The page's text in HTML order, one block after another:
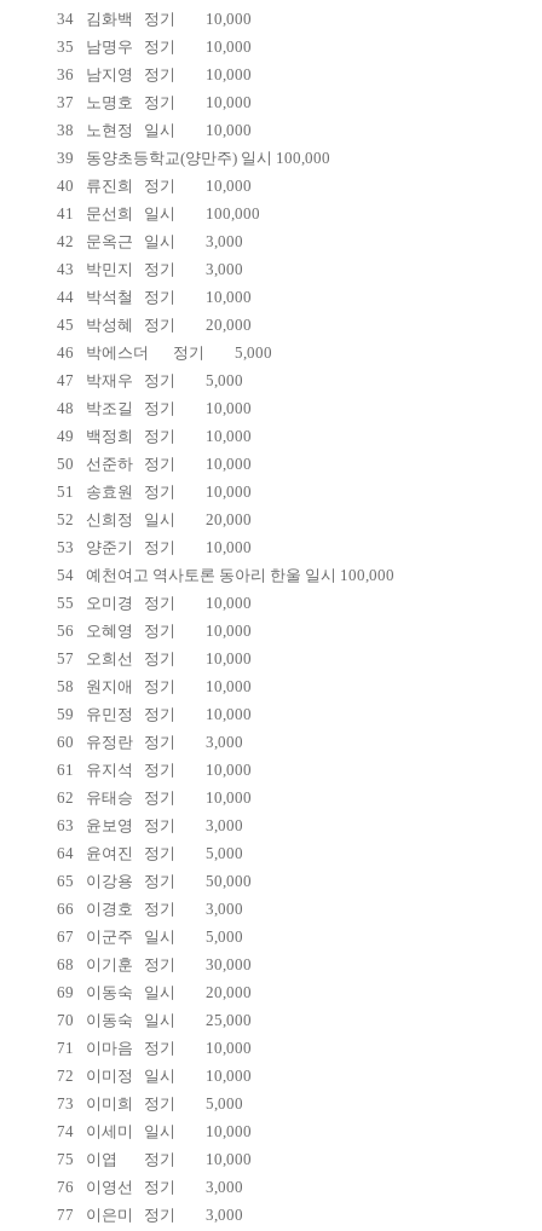
34
김화백 정기
10,000
35
남명우 정기
10,000
36
남지영 정기
10,000
37
노명호 정기
10,000
38
노현정 일시
10,000
39
동양초등학교(양만주) 일시 100,000
40
류진희 정기
10,000
41
문선희 일시
100,000
42
문옥근 일시
3,000
43
박민지 정기
3,000
44
박석철 정기
10,000
45
박성혜 정기
20,000
46
박에스더 정기
5,000
47
박재우 정기
5,000
48
박조길 정기
10,000
49
백정희 정기
10,000
50
선준하 정기
10,000
51
송효원 정기
10,000
52
신희정 일시
20,000
53
양준기 정기
10,000
54
예천여고 역사토론 동아리 한울 일시 100,000
55
오미경 정기
10,000
56
오혜영 정기
10,000
57
오희선 정기
10,000
58
원지애 정기
10,000
59
유민정 정기
10,000
60
유정란 정기
3,000
61
유지석 정기
10,000
62
유태승 정기
10,000
63
윤보영 정기
3,000
64
윤여진 정기
5,000
65
이강용 정기
50,000
66
이경호 정기
3,000
67
이군주 일시
5,000
68
이기훈 정기
30,000
69
이동숙 일시
20,000
70
이동숙 일시
25,000
71
이마음 정기
10,000
72
이미정 일시
10,000
73
이미희 정기
5,000
74
이세미 일시
10,000
75
이엽 정기
10,000
76
이영선 정기
3,000
77
이은미 정기
3,000